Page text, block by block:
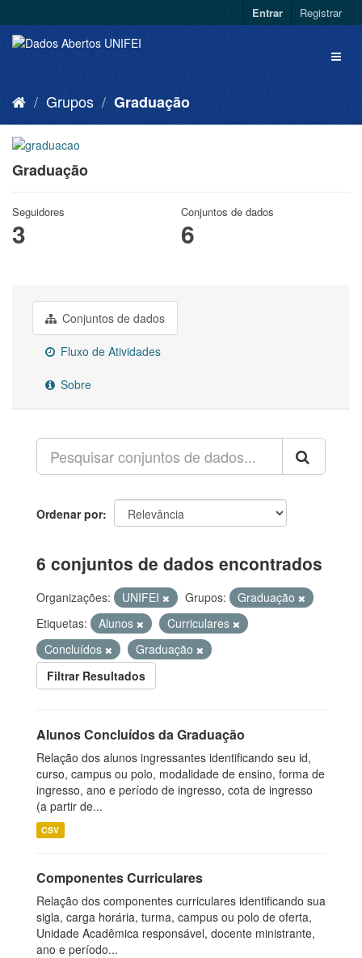
Entrar Registrar
Grupos Graduação
Graduação
Seguidores
3
Conjuntos de dados
6
Conjuntos de dados
Fluxo de Atividades
Sobre
Ordenar por
6 conjuntos de dados encontrados
Organizações: UNIFEI Grupos:
Graduação
Etiquetas:
Alunos
Curriculares
Concluídos
Graduação
Filtrar Resultados
Alunos Concluídos da Graduação
Relação dos alunos ingressantes identificando seu id,
curso, campus ou polo, modalidade de ensino, forma de
ingresso, ano e período de ingresso, cota de ingresso
(a partir de...
CSV
Componentes Curriculares
Relação dos componentes curriculares identificando sua
sigla, carga horária, turma, campus ou polo de oferta,
Unidade Acadêmica responsável, docente ministrante,
ano e período...